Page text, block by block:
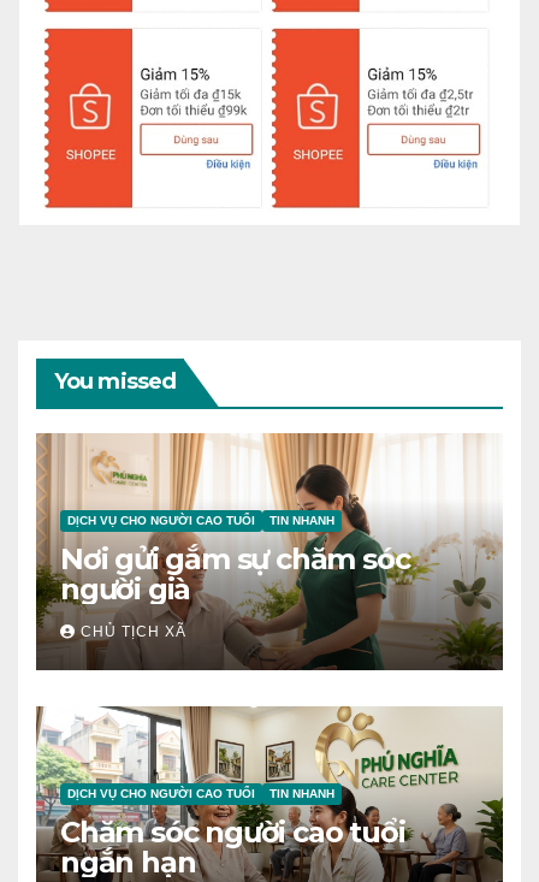
You missed
DỊCH VỤ CHO NGƯỜI CAO TUỔI TIN NHANH
Nơi gửi gắm sự chăm sóc
người già
CHỦ TỊCH XÃ
DỊCH VỤ CHO NGƯỜI CAO TUỔI TIN NHANH
Chăm sóc người cao tuổi
ngắn hạn